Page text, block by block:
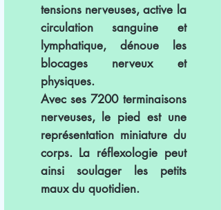
tensions nerveuses, active la
circulation sanguine et
lymphatique, dénoue les
blocages nerveux et
physiques.
Avec ses 7200 terminaisons
nerveuses, le pied est une
représentation miniature du
corps. La réflexologie peut
ainsi soulager les petits
maux du quotidien.